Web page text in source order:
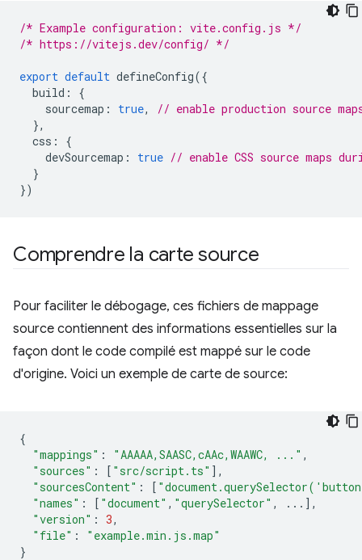
/* Example configuration: vite.config.js */
/* https://vitejs.dev/config/ */
export default defineConfig({
build :
{
sourcemap : true,
// enable production source
},
css :
{
devSourcemap : true // enable CSS source maps
}
})
Comprendre la carte source
Pour faciliter le débogage, ces fichiers de mappage
source contiennent des informations essentielles sur la
façon dont le code compilé est mappé sur le code
d'origine. Voici un exemple de carte de source:
{
"mappings" : "AAAAA,SAASC,cAAc,WAAWC, ..." ,
"sources" : [ "src/script.ts" ],
"sourcesContent" : [
"names" : [ "document" , "querySelector" ,
...],
"version" : 3,
"file" :
"example.min.js.map"
}